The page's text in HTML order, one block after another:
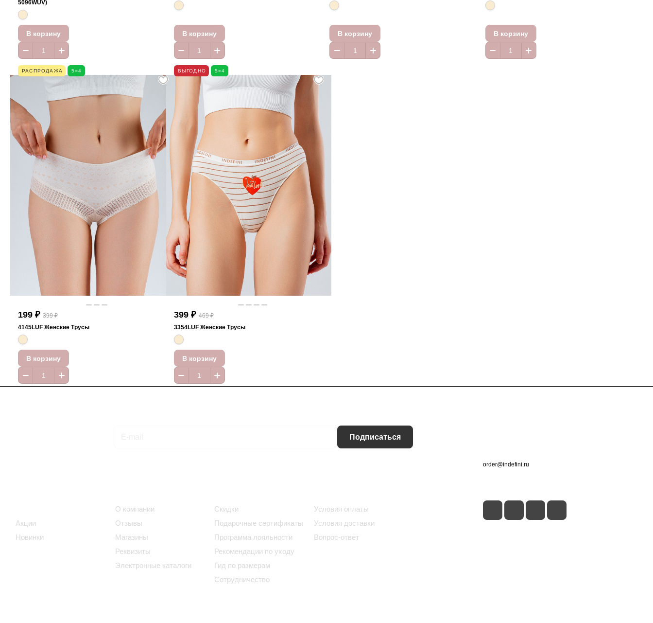
5096WUV)
В корзину В корзину В корзину В корзину
РАСПРОДАЖА 5=4
199 ₽ 399 ₽
4145LUF Женские Трусы
В корзину
ВЫГОДНО 5=4
399 ₽ 469 ₽
3354LUF Женские Трусы
В корзину
Подписаться
Акции
Новинки
О компании
Отзывы
Магазины
Реквизиты
Электронные каталоги
Скидки
Подарочные сертификаты
Программа лояльности
Рекомендации по уходу
Гид по размерам
Сотрудничество
Условия оплаты
Условия доставки
Вопрос-ответ
order@indefini.ru